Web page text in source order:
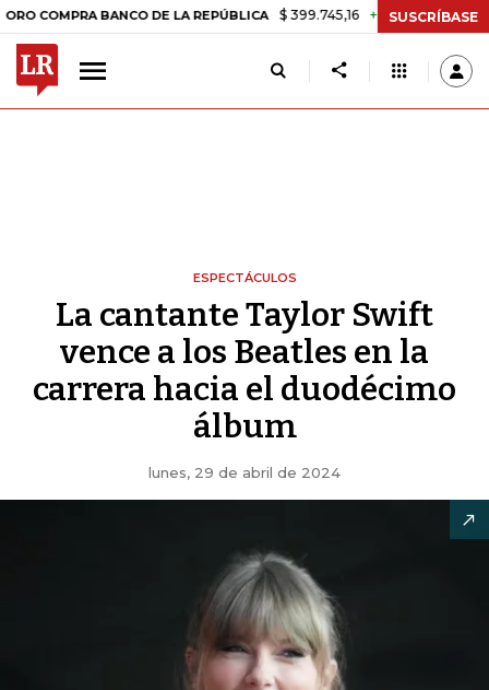
BANCO DE LA REPÚBLICA $ 399.745,16 +$ 2.295,71 +0,58%
SUSCRÍBASE
ESPECTÁCULOS
La cantante Taylor Swift
vence a los Beatles en la
carrera hacia el duodécimo
álbum
lunes, 29 de abril de 2024